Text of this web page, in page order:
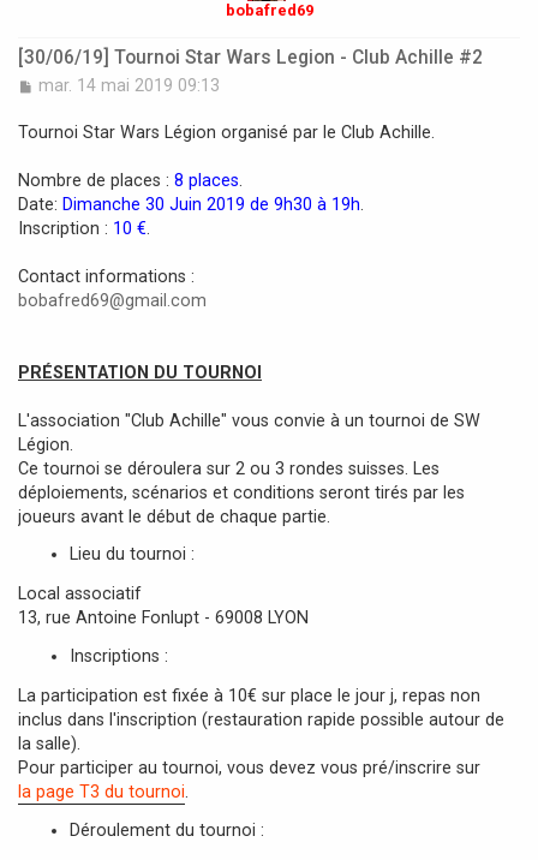
bobafred69
[30/06/19] Tournoi Star Wars Legion - Club Achille #2
M
s
g
e
mar. 14 mai 2019 09:13
Tournoi Star Wars Légion organisé par le Club Achille.
Nombre de places : 8 places
Date: Dimanche 30 Juin 2019 de 9h30 à 19h
Inscription : 10 €
Contact informations :
bobafred69@gmail.com
PRÉSENTATION DU TOURNOI
L'association "Club Achille" vous convie à un tournoi de SW
Légion.
Ce tournoi se déroulera sur 2 ou 3 rondes suisses. Les
déploiements, scénarios et conditions seront tirés par les
joueurs avant le début de chaque partie.
Lieu du tournoi :
Local associatif
13, rue Antoine Fonlupt - 69008 LYON
Inscriptions :
La participation est fixée à 10€ sur place le jour j, repas non
inclus dans l'inscription (restauration rapide possible autour de
la salle).
Pour participer au tournoi, vous devez vous pré/inscrire sur
la page T3 du tournoi
Déroulement du tournoi :